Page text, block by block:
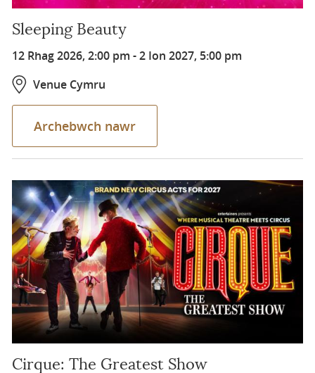
Sleeping Beauty
12 Rhag 2026, 2:00 pm -2 Ion 2027, 5:00 pm
Venue Cymru
Archebwch nawr
Cirque: The Greatest Show